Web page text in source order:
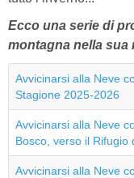
Ecco una serie di
montagna nella sua
Avvicinarsi alla Neve
Stagione 2025-2026
Avvicinarsi alla Neve
Bosco, verso il Rifugio
Avvicinarsi alla Neve